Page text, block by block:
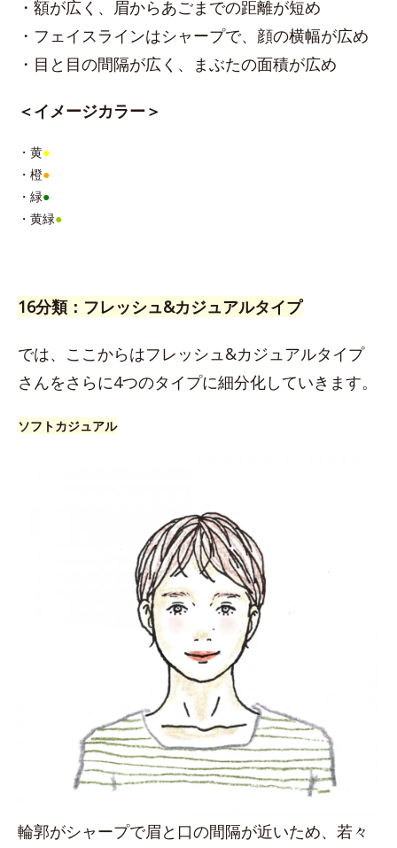
・額が広く、眉からあごまでの距離が短め
・フェイスラインはシャープで、顔の横幅が広め
・目と目の間隔が広く、まぶたの面積が広め
＜イメージカラー＞
・黄●
・橙●
・緑●
・黄緑●
16分類：フレッシュ&カジュアルタイプ
では、ここからはフレッシュ&カジュアルタイプ
さんをさらに4つのタイプに細分化していきます。
ソフトカジュアル
輪郭がシャープで眉と口の間隔が近いため、若々